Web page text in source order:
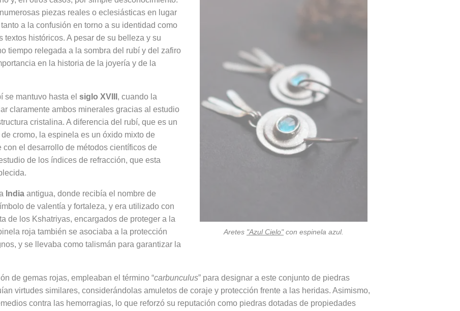
Aretes "Azul Cielo"con espinela azul.
piezas reales o eclesiásticas en lugar
a la confusión en torno a su identidad como
históricos. A pesar de su belleza y su
tiempo relegada a la sombra del rubí y del zafiro
en la historia de la joyería y de la
se mantuvo hasta el siglo XVIII , cuando la
claramente ambos minerales gracias al estudio
cristalina. A diferencia del rubí, que es un
cromo, la espinela es un óxido mixto de
el desarrollo de métodos científicos de
de los índices de refracción, que esta
India antigua, donde recibía el nombre de
de valentía y fortaleza, y era utilizado con
de los Kshatriyas, encargados de proteger a la
roja también se asociaba a la protección
y se llevaba como talismán para garantizar la
de gemas rojas, empleaban el término “carbunculus” para designar a este conjunto de piedras
virtudes similares, considerándolas amuletos de coraje y protección frente a las heridas. Asimismo,
contra las hemorragias, lo que reforzó su reputación como piedras dotadas de propiedades